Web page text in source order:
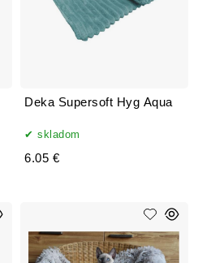
Deka Supersoft Hyg Aqua
skladom
6.05 €